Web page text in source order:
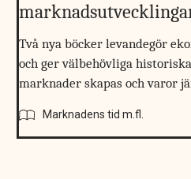
Två nya böcker levandegör
och ger välbehövliga
marknader skapas och varor
Marknadens tid m.fl.